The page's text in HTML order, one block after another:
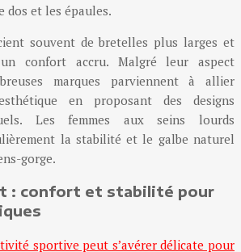
dos et les épaules.
souvent de bretelles plus larges et
confort accru. Malgré leur aspect
marques parviennent à allier
en proposant des designs
Les femmes aux seins lourds
la stabilité et le galbe naturel
gorge.
: confort et stabilité pour
sportive peut s’avérer délicate pour